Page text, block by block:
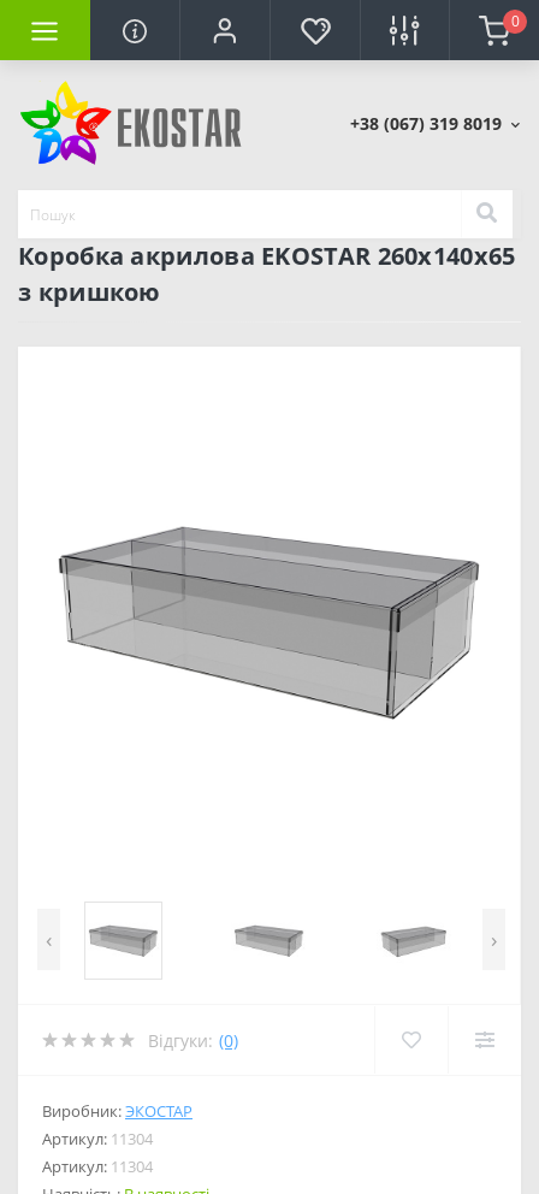
0
+38 (067) 319 8019
Коробка акрилова EKOSTAR 260х140х65
з кришкою
‹ ›
Відгуки: (0)
Виробник:ЭКОСТАР
Артикул: 11304
Артикул: 11304